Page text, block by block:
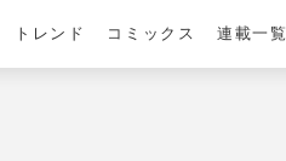
トレンド コミックス 連載一覧